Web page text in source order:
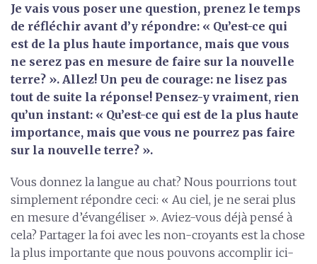
Je vais vous poser une question, prenez le temps
de réfléchir avant d’y répondre: « Qu’est-ce qui
est de la plus haute importance, mais que vous
ne serez pas en mesure de faire sur la nouvelle
terre? ». Allez! Un peu de courage: ne lisez pas
tout de suite la réponse! Pensez-y vraiment, rien
qu’un instant: « Qu’est-ce qui est de la plus haute
importance, mais que vous ne pourrez pas faire
sur la nouvelle terre? ».
Vous donnez la langue au chat? Nous pourrions tout
simplement répondre ceci: « Au ciel, je ne serai plus
en mesure d’évangéliser ». Aviez-vous déjà pensé à
cela? Partager la foi avec les non-croyants est la chose
la plus importante que nous pouvons accomplir ici-